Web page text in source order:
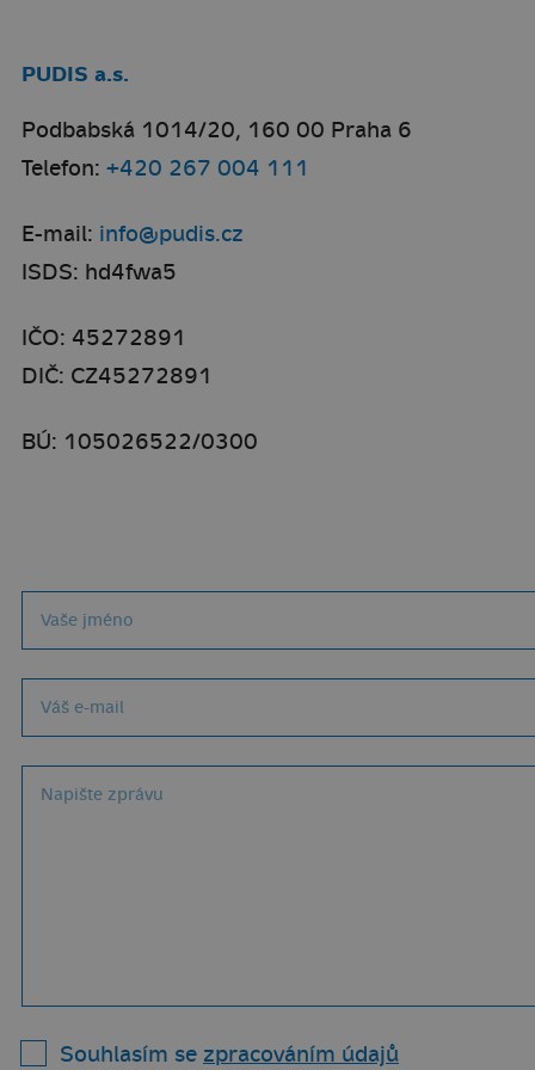
PUDIS a.s.
Podbabská 1014/20, 160 00 Praha 6
Telefon: +420 267 004 111
E-mail: info@pudis.cz
ISDS: hd4fwa5
IČO: 45272891
DIČ: CZ45272891
BÚ: 105026522/0300
Souhlasím se zpracováním údajů